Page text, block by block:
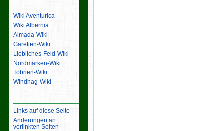
Wiki Aventurica
Wiki Albernia
Almada-Wiki
Garetien-Wiki
Liebliches-Feld-Wiki
Nordmarken-Wiki
Tobrien-Wiki
Windhag-Wiki
Links auf diese Seite
Änderungen an
verlinkten Seiten